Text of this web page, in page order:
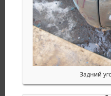
Задний